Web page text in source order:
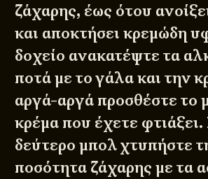
ζάχαρης, έως ότου
και αποκτήσει κρεμώδη
δοχείο ανακατέψτε τα
ποτά με το γάλα και την
αργά-αργά προσθέστε το
κρέμα που έχετε φτιάξει.
δεύτερο μπολ χτυπήστε
ποσότητα ζάχαρης με τα